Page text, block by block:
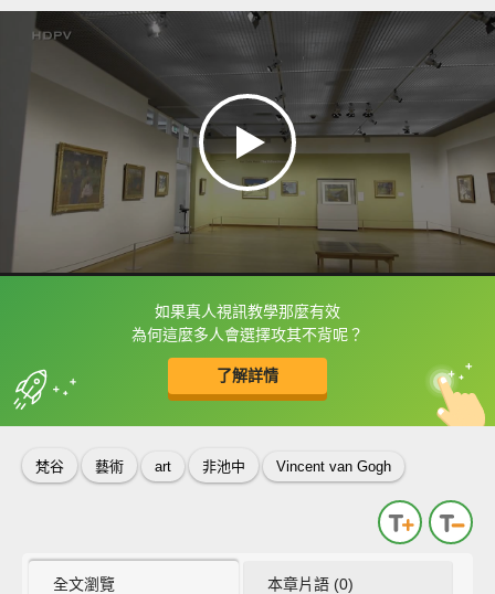
如果真人視訊教學那麼有效
為何這麼多人會選擇攻其不背呢？
了解詳情
框選或點兩下字幕可以直接查字典喔！
收錄佳句 中
英
梵谷 藝術 art 非池中 Vincent van Gogh
全文瀏覽 本章片語 (0)